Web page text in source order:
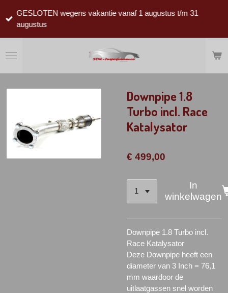
direct
hoofdinhoud
GESLOTEN wegens vakantie vanaf 1 augustus t/m 31
augustus
Downpipe 1.8
Turbo incl. Race
Katalysator
€ 499,00
In
winkelwagen
Downpipe 1.8 Turbo incl.
Race Katalysator
Deze Downpipe heeft een
diameter van 3 Inch = 76,1
mm waardoor de
uitlaatgassen snel worden